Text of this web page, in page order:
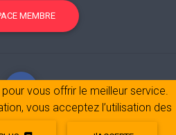
MEMBRE
vous offrir le meilleur service.
vous acceptez l’utilisation des